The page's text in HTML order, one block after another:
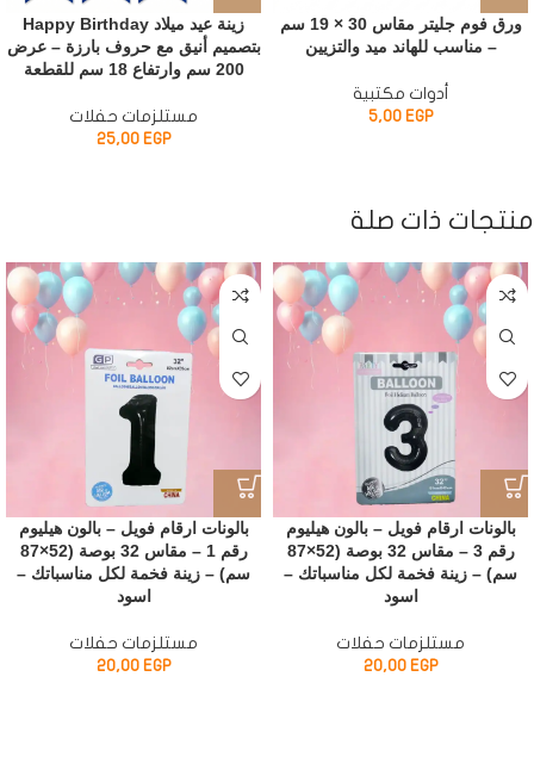
ورق فوم جليتر مقاس 30 × 19 سم
– مناسب للهاند ميد والتزيين
أدوات مكتبية
5,00 EGP
زينة عيد ميلاد Happy Birthday
بتصميم أنيق مع حروف بارزة – عرض
200 سم وارتفاع 18 سم للقطعة
مستلزمات حفلات
25,00 EGP
منتجات ذات صلة
بالونات ارقام فويل – بالون هيليوم
رقم 3 – مقاس 32 بوصة (52×87
سم) – زينة فخمة لكل مناسباتك –
اسود
مستلزمات حفلات
20,00 EGP
بالونات ارقام فويل – بالون هيليوم
رقم 1 – مقاس 32 بوصة (52×87
سم) – زينة فخمة لكل مناسباتك –
اسود
مستلزمات حفلات
20,00 EGP